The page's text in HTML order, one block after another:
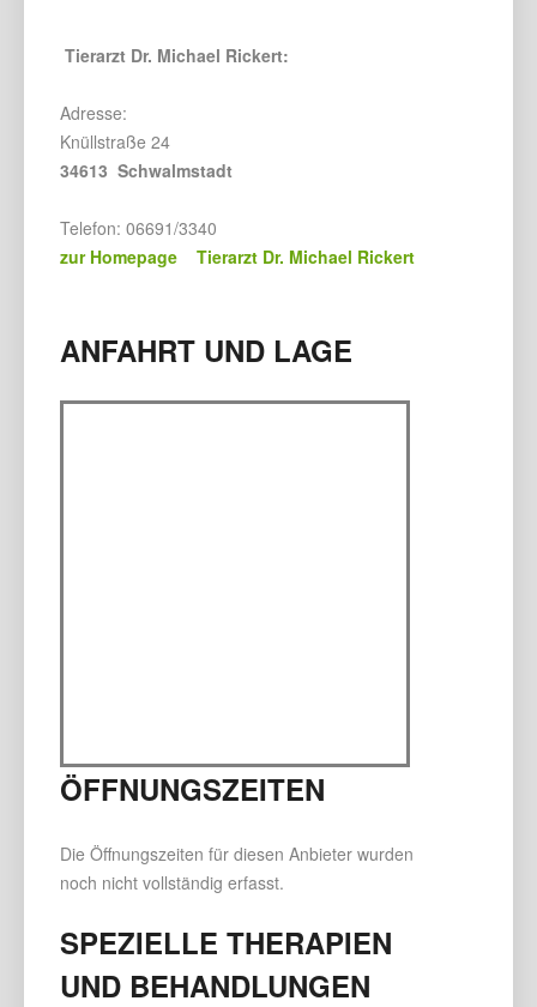
Tierarzt Dr. Michael Rickert:
Adresse:
Knüllstraße 24
34613 Schwalmstadt
Telefon: 06691/3340
zur Homepage Tierarzt Dr. Michael Rickert
ANFAHRT UND LAGE
ÖFFNUNGSZEITEN
Die Öffnungszeiten für diesen Anbieter wurden
noch nicht vollständig erfasst.
SPEZIELLE THERAPIEN
UND BEHANDLUNGEN